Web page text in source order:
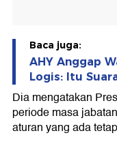
Baca juga:
AHY Anggap
Logis: Itu
Dia mengatakan
periode masa
aturan yang ada